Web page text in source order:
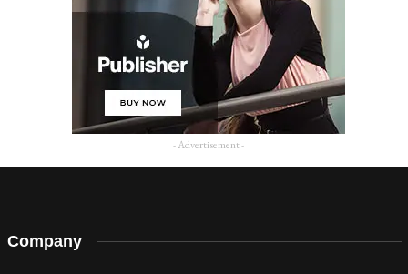
- Advertisement -
Company